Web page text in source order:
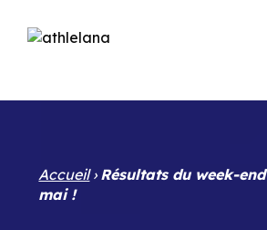
Accueil› Résultats du week-
mai !